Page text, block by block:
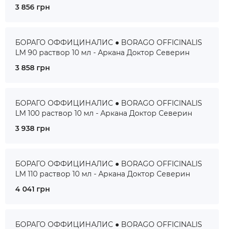
3 856 грн
БОРАГО ОФФИЦИНАЛИС ● BORAGO OFFICINALIS
LM 90 раствор 10 мл - Аркана Доктор Северин
3 858 грн
БОРАГО ОФФИЦИНАЛИС ● BORAGO OFFICINALIS
LM 100 раствор 10 мл - Аркана Доктор Северин
3 938 грн
БОРАГО ОФФИЦИНАЛИС ● BORAGO OFFICINALIS
LM 110 раствор 10 мл - Аркана Доктор Северин
4 041 грн
БОРАГО ОФФИЦИНАЛИС ● BORAGO OFFICINALIS